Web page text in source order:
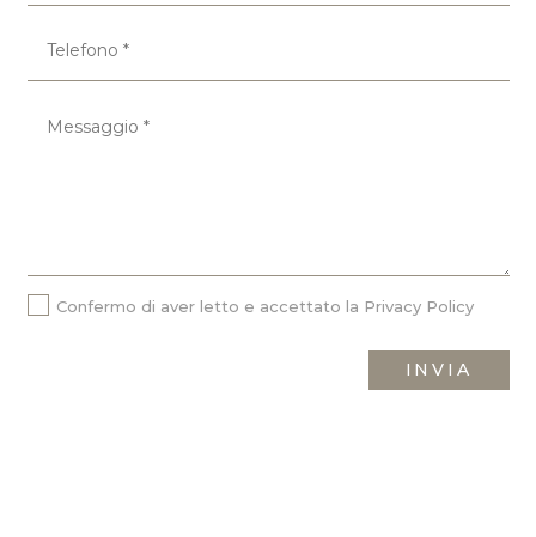
Confermo di aver letto e accettato la Privacy Policy
INVIA